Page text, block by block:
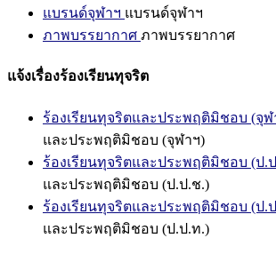
แบรนด์จุฬาฯ แบรนด์จุฬาฯ
ภาพบรรยากาศ ภาพบรรยากาศ
แจ้งเรื่องร้องเรียนทุจริต
ร้องเรียนทุจริตและประพฤติมิชอบ (จุฬ
และประพฤติมิชอบ (จุฬาฯ)
ร้องเรียนทุจริตและประพฤติมิชอบ (ป.
และประพฤติมิชอบ (ป.ป.ช.)
ร้องเรียนทุจริตและประพฤติมิชอบ (ป.
และประพฤติมิชอบ (ป.ป.ท.)